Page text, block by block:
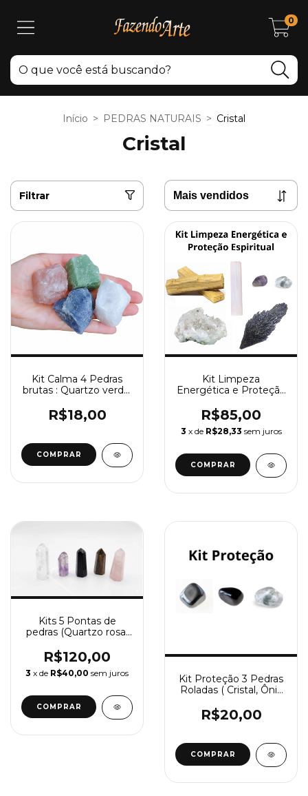
0
Início > PEDRAS NATURAIS > Cristal
Cristal
Filtrar
Kit Calma 4 Pedras
brutas : Quartzo verde,
azul e Quartzo branco
R$18,00
Kit Limpeza
Energética e Proteção
Drusa de Cristal,
Cianita Negra, Palo
Santo, Cristal e
R$85,00
3 x de R$28,33 sem juros
Kits 5 Pontas de
pedras (Quartzo rosa,
de tigre e Ametista)
de 3 a 7 cm Envio
sortido
R$120,00
3 x de R$40,00 sem juros
Kit Proteção 3 Pedras
Roladas ( Cristal, Ônix
R$20,00